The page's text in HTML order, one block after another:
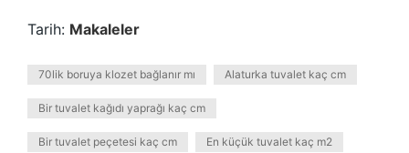
Tarih: Makaleler
70lik boruya klozet bağlanır mı Alaturka tuvalet kaç cm
Bir tuvalet kağıdı yaprağı kaç cm
Bir tuvalet peçetesi kaç cm En küçük tuvalet kaç m2